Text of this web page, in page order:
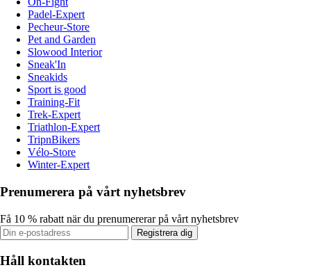
Padel-Expert
Pecheur-Store
Pet and Garden
Slowood Interior
Sneak'In
Sneakids
Sport is good
Training-Fit
Trek-Expert
Triathlon-Expert
TripnBikers
Vélo-Store
Winter-Expert
Prenumerera på vårt nyhetsbrev
Få 10 % rabatt när du prenumererar på vårt nyhetsbrev
Registrera dig
Håll kontakten